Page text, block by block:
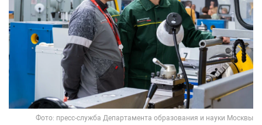
Фото: пресс-служба Департамента образования и науки Москвы